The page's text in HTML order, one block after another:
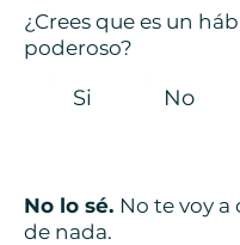
¿Crees que es un
poderoso?
No lo sé. No te voy
de nada.
Si No